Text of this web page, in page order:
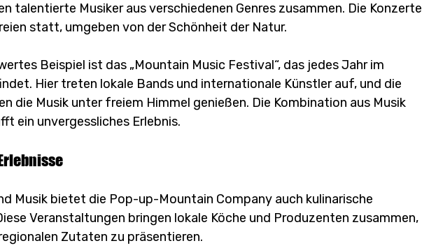
talentierte Musiker aus verschiedenen Genres zusammen. Die Konzerte
statt, umgeben von der Schönheit der Natur.
Beispiel ist das „Mountain Music Festival“, das jedes Jahr im
Hier treten lokale Bands und internationale Künstler auf, und die
die Musik unter freiem Himmel genießen. Die Kombination aus Musik
ein unvergessliches Erlebnis.
Musik bietet die Pop-up-Mountain Company auch kulinarische
Veranstaltungen bringen lokale Köche und Produzenten zusammen,
Zutaten zu präsentieren.